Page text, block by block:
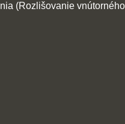
(Rozlišovanie